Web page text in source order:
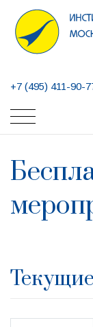
+7 (495) 411-90-